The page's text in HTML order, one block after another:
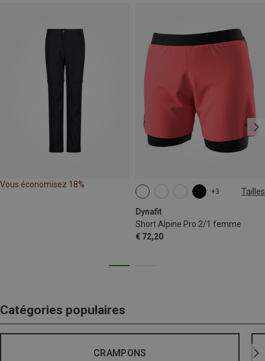
Vous économisez 18%
+3 Tailles
Dynafit
Short Alpine Pro 2/1 femme
€ 72,20
XS M
Catégories populaires
CRAMPONS